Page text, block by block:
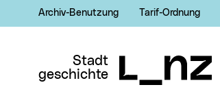
Zur Navigation
Archiv-Benutzung Tarif-Ordnung
Stadt
geschichte